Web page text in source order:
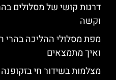
דרגות קושי של מסלולים
וקשה
מפת מסלולי ההליכה
ואיך מתמצאים
מצלמות בשידור חי